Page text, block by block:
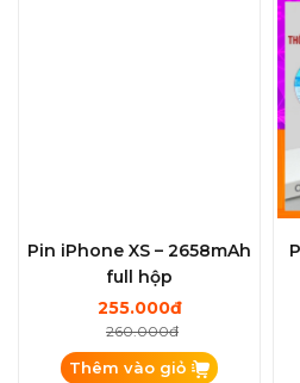
Pin iPhone XS – 2658mAh
full hộp
255.000đ
260.000đ
Thêm vào giỏ